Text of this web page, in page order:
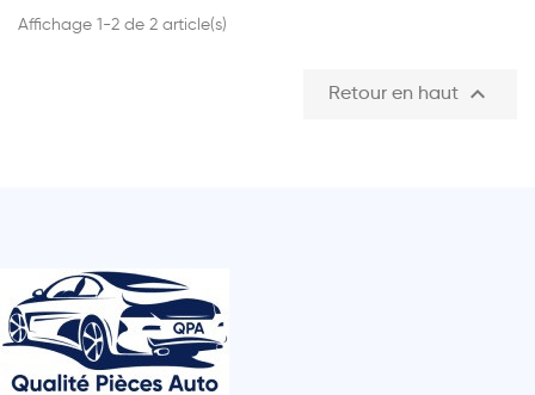
Affichage 1-2 de 2 article(s)
Retour en haut 